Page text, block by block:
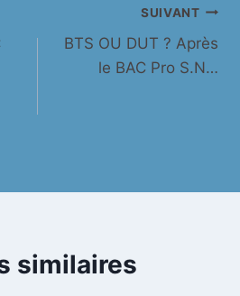
SUIVANT
BTS OU DUT ? Après
le BAC Pro S.N…
similaires